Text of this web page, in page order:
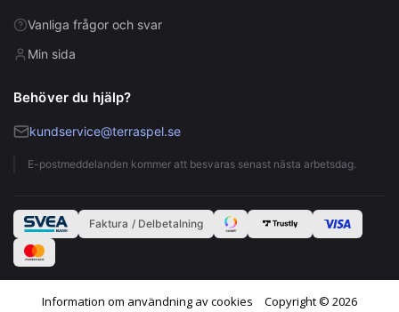
Vanliga frågor och svar
Min sida
Behöver du hjälp?
kundservice@terraspel.se
E-postmeddelanden kommer att besvaras senast nästa arbetsdag.
Faktura / Delbetalning
Information om användning av cookies
Copyright © 2026